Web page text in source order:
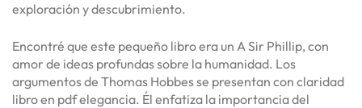
exploración y descubrimiento.
Encontré que este pequeño libro era un A Sir Phillip, con
amor de ideas profundas sobre la humanidad. Los
argumentos de Thomas Hobbes se presentan con claridad
libro en pdf elegancia. Él enfatiza la importancia del